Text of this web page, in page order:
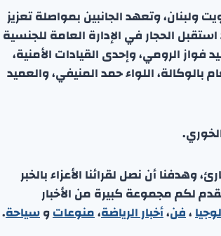
ولبنان، وتعهد الجانبين بمواصلة تعزيز
الحجار في الإدارة العامة للجنسية
الرومي، وإحدى القيادات الأمنية،
اللواء حمد المنيفي، والعميد
أن نصل لقرائنا الأعزاء بالخبر
لكم مجموعة كبيرة من الأخبار
،فن،أخبار الرياضة،منوعاتوسياحة.